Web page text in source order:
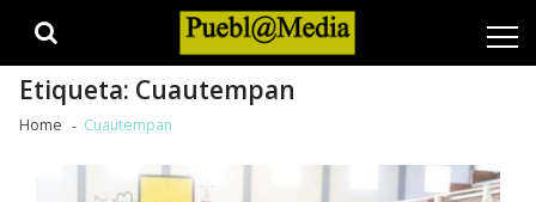
Etiqueta: Cuautempan
Home Cuautempan